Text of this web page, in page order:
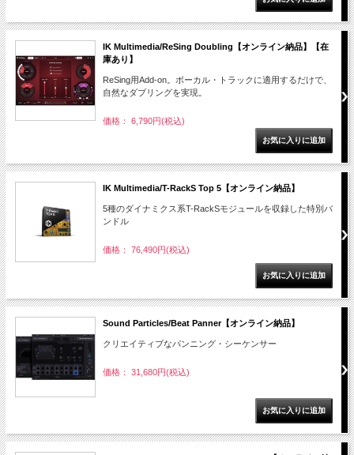
IK Multimedia/ReSing Doubling【オンライン納品】【在
庫あり】
ReSing用Add-on。ボーカル・トラックに適用するだけで、
自然なダブリングを実現。
価格： 6,790円(税込)
IK Multimedia/T-RackS Top 5【オンライン納品】
5種のダイナミクス系T-RackSモジュールを収録した特別バ
ンドル
価格： 76,490円(税込)
Sound Particles/Beat Panner【オンライン納品】
クリエイティブなパンニング・シーケンサー
価格： 31,680円(税込)